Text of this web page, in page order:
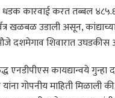
कारवाई करत तब्बल
खळबळ उडाली असून,
दशमेगाव शिवारात उघडकीस
एनडीपीएस कायद्यान्वये
गोपनीय माहिती मिळाली